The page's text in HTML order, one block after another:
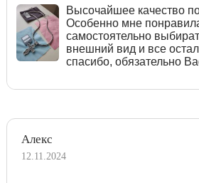
Высочайшее качество
Особенно мне
самостоятельно
внешний вид и все
спасибо, обязательно
Алекс
12.11.2024